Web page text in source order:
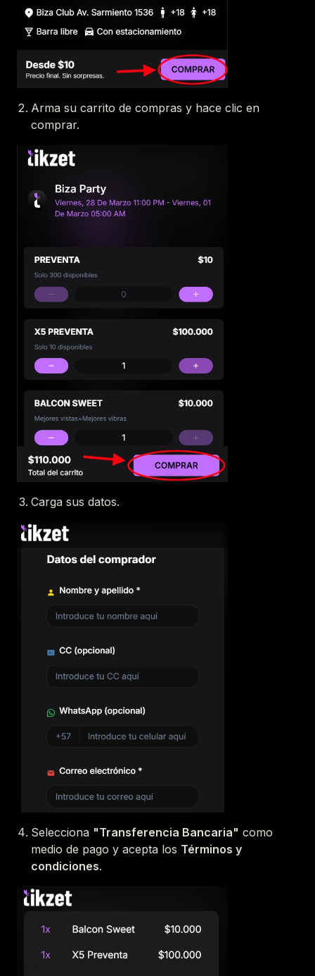
Arma su carrito de compras y hace clic en
comprar.
Carga sus datos.
Selecciona "Transferencia Bancaria" como
medio de pago y acepta los Términos y
condiciones.